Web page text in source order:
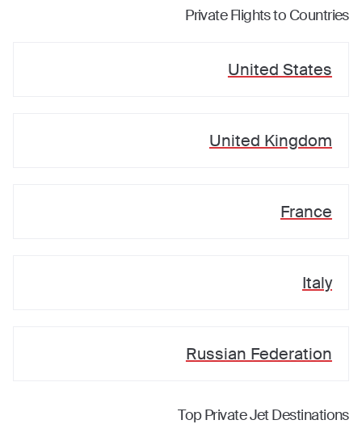
Private Flights to Countries
United States
United Kingdom
France
Italy
Russian Federation
Top Private Jet Destinations